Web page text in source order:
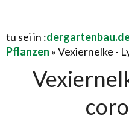
tu sei in :
Pflanzen » Vexiernelke -